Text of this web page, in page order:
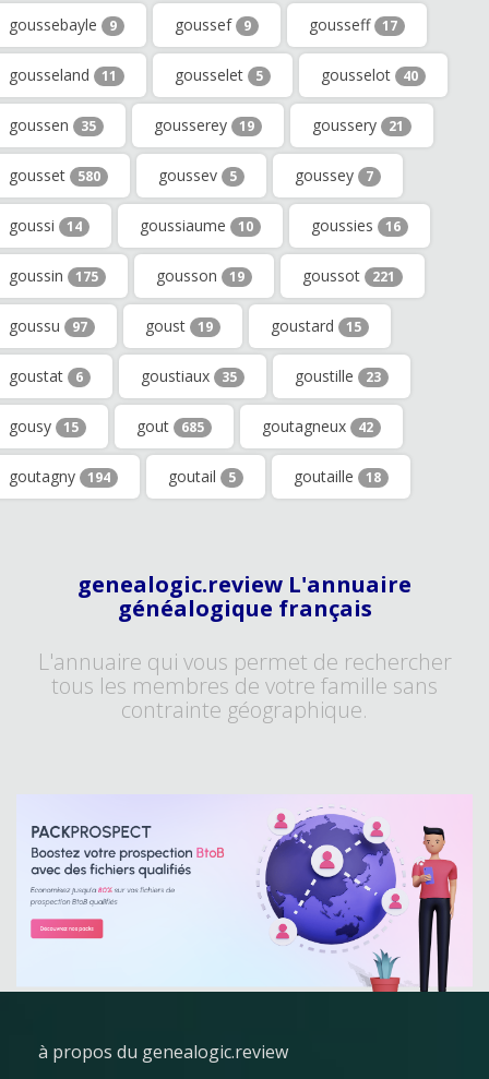
goussebayle 9 goussef 9 gousseff 17
gousseland 11 gousselet 5 gousselot 40
goussen 35 gousserey 19 goussery 21
gousset 580 goussev 5 goussey 7
goussi 14 goussiaume 10 goussies 16
goussin 175 gousson 19 goussot 221
goussu 97 goust 19 goustard 15
goustat 6 goustiaux 35 goustille 23
gousy 15 gout 685 goutagneux 42
goutagny 194 goutail 5 goutaille 18
genealogic.review L'annuaire
généalogique français
L'annuaire qui vous permet de rechercher
tous les membres de votre famille sans
contrainte géographique.
à propos du genealogic.review